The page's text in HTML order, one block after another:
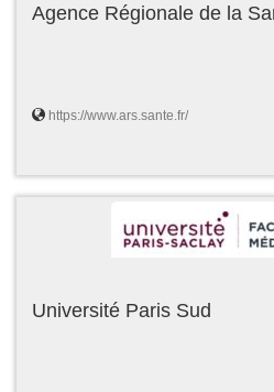
Agence Régionale de la
https://www.ars.sante.fr/
Université Paris Sud